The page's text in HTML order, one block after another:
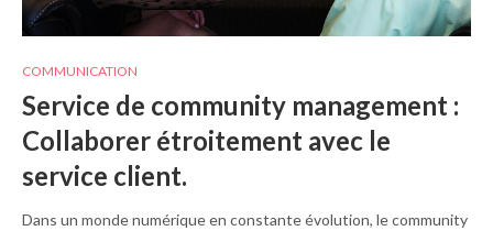
COMMUNICATION
Service de community management :
Collaborer étroitement avec le
service client.
Dans un monde numérique en constante évolution, le community